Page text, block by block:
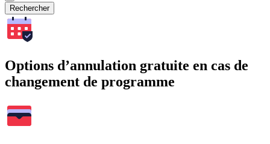
Rechercher
Options d’annulation gratuite en cas de
changement de programme